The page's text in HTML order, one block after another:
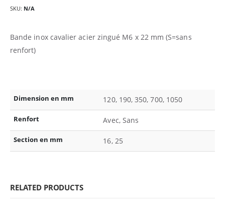
SKU: N/A
Bande inox cavalier acier zingué M6 x 22 mm (S=sans
renfort)
Dimension en mm 120, 190, 350, 700, 1050
Renfort Avec, Sans
Section en mm 16, 25
RELATED PRODUCTS